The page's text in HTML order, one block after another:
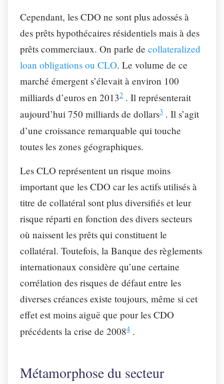
Cependant, les CDO ne sont plus adossés à
des prêts hypothécaires résidentiels mais à des
prêts commerciaux. On parle de collateralized
loan obligations ou CLO. Le volume de ce
marché émergent s’élevait à environ 100
milliards d’euros en 20132 . Il représenterait
aujourd’hui 750 milliards de dollars3 . Il s’agit
d’une croissance remarquable qui touche
toutes les zones géographiques.
Les CLO représentent un risque moins
important que les CDO car les actifs utilisés à
titre de collatéral sont plus diversifiés et leur
risque réparti en fonction des divers secteurs
où naissent les prêts qui constituent le
collatéral. Toutefois, la Banque des règlements
internationaux considère qu’une certaine
corrélation des risques de défaut entre les
diverses créances existe toujours, même si cet
effet est moins aiguë que pour les CDO
précédents la crise de 20084 .
Métamorphose du secteur